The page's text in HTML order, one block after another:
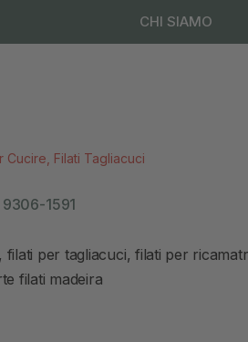
CHI SIAMO
Cucire Filati Tagliacuci
9306-1591
per tagliacuci, filati per
filati madeira